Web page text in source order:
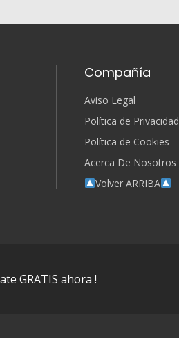
Compañía
Aviso Legal
Política de Privacidad
Política de Cookies
Acerca De Nosotros
Volver ARRIBA
GRATIS ahora !